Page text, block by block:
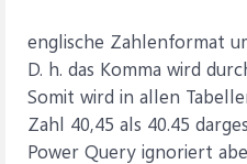
englische Zahlenformat
D. h. das Komma wird
Somit wird in allen
Zahl 40,45 als 40.45
Power Query ignoriert